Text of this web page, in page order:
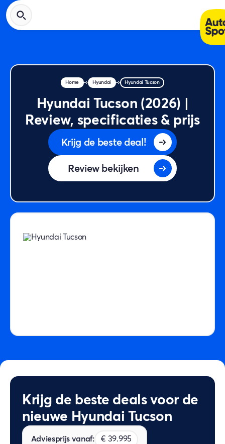
Home Hyundai Hyundai Tucson
Hyundai Tucson (2026) |
Review, specificaties & prijs
Krijg de beste deal!
Review bekijken
Krijg de beste deals voor de
nieuwe Hyundai Tucson
Adviesprijs vanaf: € 39.995